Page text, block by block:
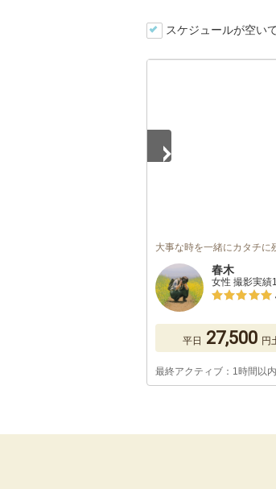
スケジュールが空い
大事な時を一緒にカタチに
春木
女性 撮影実績
平日 27,500 円
最終アクティブ：1時間以内